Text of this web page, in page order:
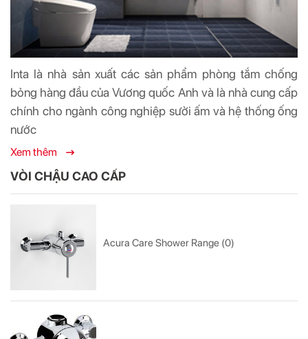
Inta là nhà sản xuất các sản phẩm phòng tắm chống
bỏng hàng đầu của Vương quốc Anh và là nhà cung cấp
chính cho ngành công nghiệp sưởi ấm và hệ thống ống
nước
Xem thêm
VÒI CHẬU CAO CẤP
Acura Care Shower Range (0)